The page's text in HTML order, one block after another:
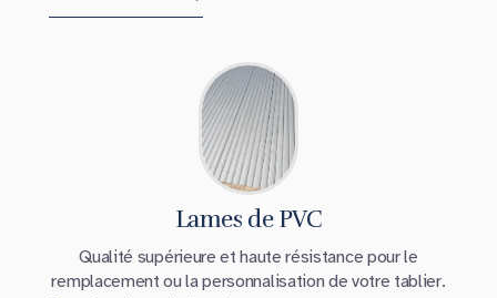
Lames de PVC
Qualité supérieure et haute résistance pour le
remplacement ou la personnalisation de votre tablier.